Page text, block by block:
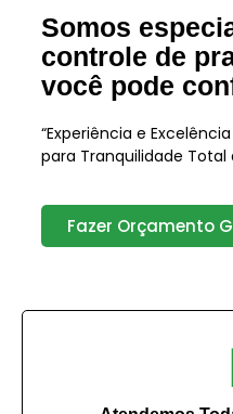
Somos
controle de
você pode
“Experiência e
para Tranquilidade Total
Fazer Orçamento